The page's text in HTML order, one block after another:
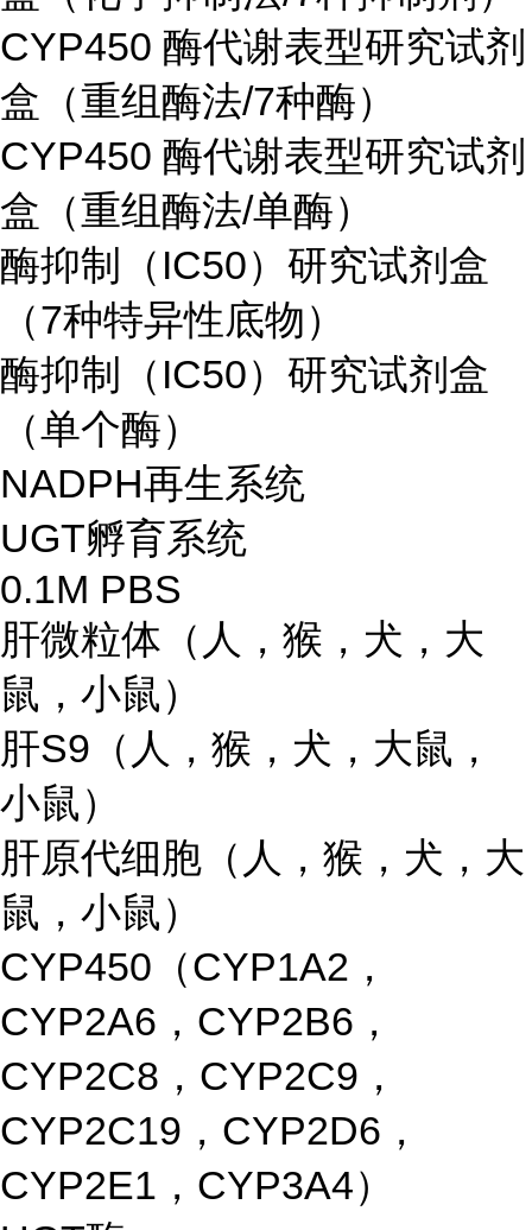
CYP450 酶代谢表型研究试剂
盒（重组酶法/7种酶）
CYP450 酶代谢表型研究试剂
盒（重组酶法/单酶）
酶抑制（IC50）研究试剂盒
（7种特异性底物）
酶抑制（IC50）研究试剂盒
（单个酶）
NADPH再生系统
UGT孵育系统
0.1M PBS
肝微粒体（人，猴，犬，大
鼠，小鼠）
肝S9（人，猴，犬，大鼠，
小鼠）
肝原代细胞（人，猴，犬，大
鼠，小鼠）
CYP450（CYP1A2，
CYP2A6，CYP2B6，
CYP2C8，CYP2C9，
CYP2C19，CYP2D6，
CYP2E1，CYP3A4）